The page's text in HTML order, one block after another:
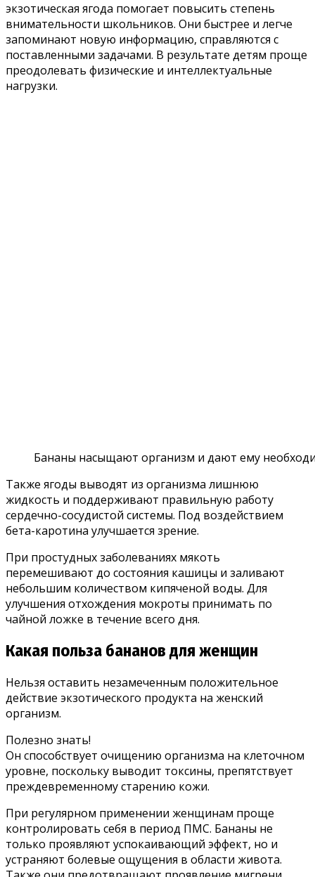
экзотическая ягода помогает повысить степень
внимательности школьников. Они быстрее и легче
запоминают новую информацию, справляются с
поставленными задачами. В результате детям проще
преодолевать физические и интеллектуальные
нагрузки.
Бананы насыщают организм и дают ему
Также ягоды выводят из организма лишнюю
жидкость и поддерживают правильную работу
сердечно-сосудистой системы. Под воздействием
бета-каротина улучшается зрение.
При простудных заболеваниях мякоть
перемешивают до состояния кашицы и заливают
небольшим количеством кипяченой воды. Для
улучшения отхождения мокроты принимать по
чайной ложке в течение всего дня.
Какая польза бананов для женщин
Нельзя оставить незамеченным положительное
действие экзотического продукта на женский
организм.
Полезно знать!
Он способствует очищению организма на клеточном
уровне, поскольку выводит токсины, препятствует
преждевременному старению кожи.
При регулярном применении женщинам проще
контролировать себя в период ПМС. Бананы не
только проявляют успокаивающий эффект, но и
устраняют болевые ощущения в области живота.